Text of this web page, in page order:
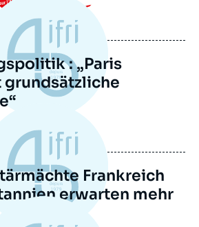
: „Paris
grundsätzliche
Frankreich
erwarten mehr